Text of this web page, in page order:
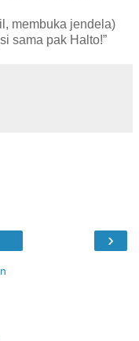
membuka jendela)
sama pak Halto!”
›